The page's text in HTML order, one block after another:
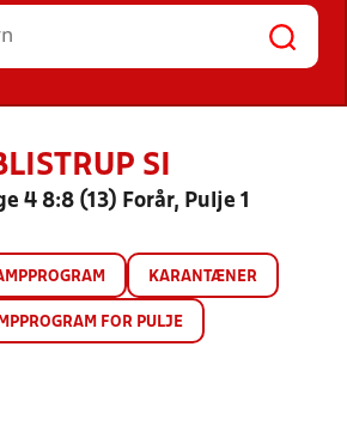
HOLD
SI
4 8:8 (13) Forår, Pulje 1
KARANTÆNER
FOR PULJE